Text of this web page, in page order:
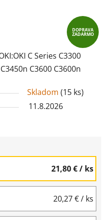
C Series C3300
C3600 C3600n
Skladom (15 ks)
11.8.2026
21,80 €/ ks
20,27 €/ ks
DOPRAVA
ZADARMO